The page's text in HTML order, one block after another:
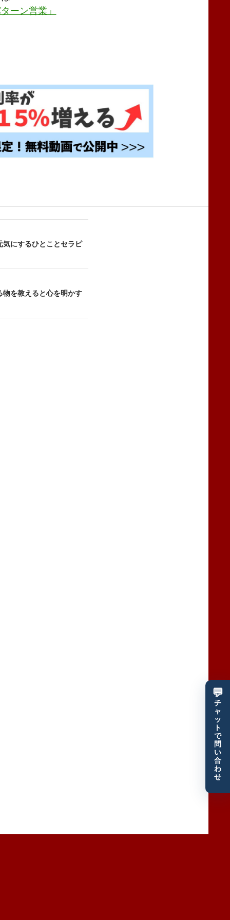
ーン営業」
にするひとことセラピ
を教えると心を明かす
💬
チ
ャ
ッ
ト
で
問
い
合
わ
せ